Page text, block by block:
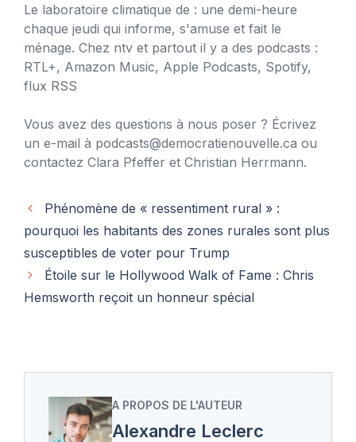
Le laboratoire climatique de : une demi-heure
chaque jeudi qui informe, s'amuse et fait le
ménage. Chez ntv et partout il y a des podcasts :
RTL+, Amazon Music, Apple Podcasts, Spotify,
flux RSS
Vous avez des questions à nous poser ? Écrivez
un e-mail à podcasts@democratienouvelle.ca ou
contactez Clara Pfeffer et Christian Herrmann.
Phénomène de « ressentiment rural » :
pourquoi les habitants des zones rurales sont plus
susceptibles de voter pour Trump
Étoile sur le Hollywood Walk of Fame : Chris
Hemsworth reçoit un honneur spécial
A PROPOS DE L'AUTEUR
Alexandre Leclerc